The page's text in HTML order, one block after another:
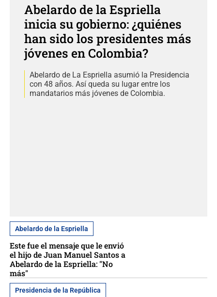
Abelardo de la Espriella
inicia su gobierno: ¿quiénes
han sido los presidentes más
jóvenes en Colombia?
Abelardo de La Espriella asumió la Presidencia
con 48 años. Así queda su lugar entre los
mandatarios más jóvenes de Colombia.
Abelardo de la Espriella
Este fue el mensaje que le envió
el hijo de Juan Manuel Santos a
Abelardo de la Espriella: "No
más"
Presidencia de la República